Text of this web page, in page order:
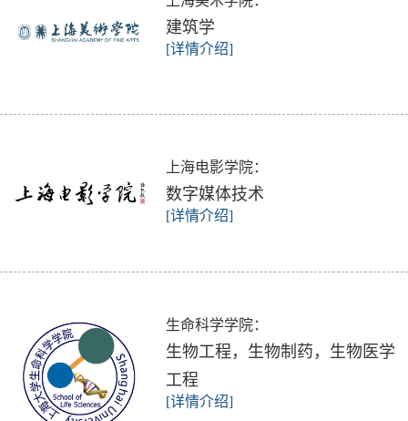
建筑学
[详情介绍]
上海电影学院：
数字媒体技术
[详情介绍]
生命科学学院：
生物工程，生物制药，生物医学
工程
[详情介绍]